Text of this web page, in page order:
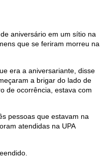
aniversário em um sítio na
que se feriram morreu na
era a aniversariante, disse
a brigar do lado de
de ocorrência, estava com
pessoas que estavam na
atendidas na UPA